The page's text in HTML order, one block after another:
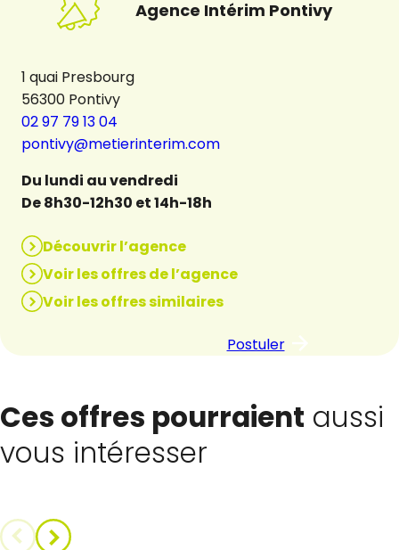
Agence Intérim Pontivy
1 quai Presbourg
56300 Pontivy
02 97 79 13 04
pontivy@metierinterim.com
Du lundi au vendredi
De 8h30-12h30 et 14h-18h
Découvrir l’agence
Voir les offres de l’agence
Voir les offres similaires
Postuler
Ces offres pourraient aussi
vous intéresser